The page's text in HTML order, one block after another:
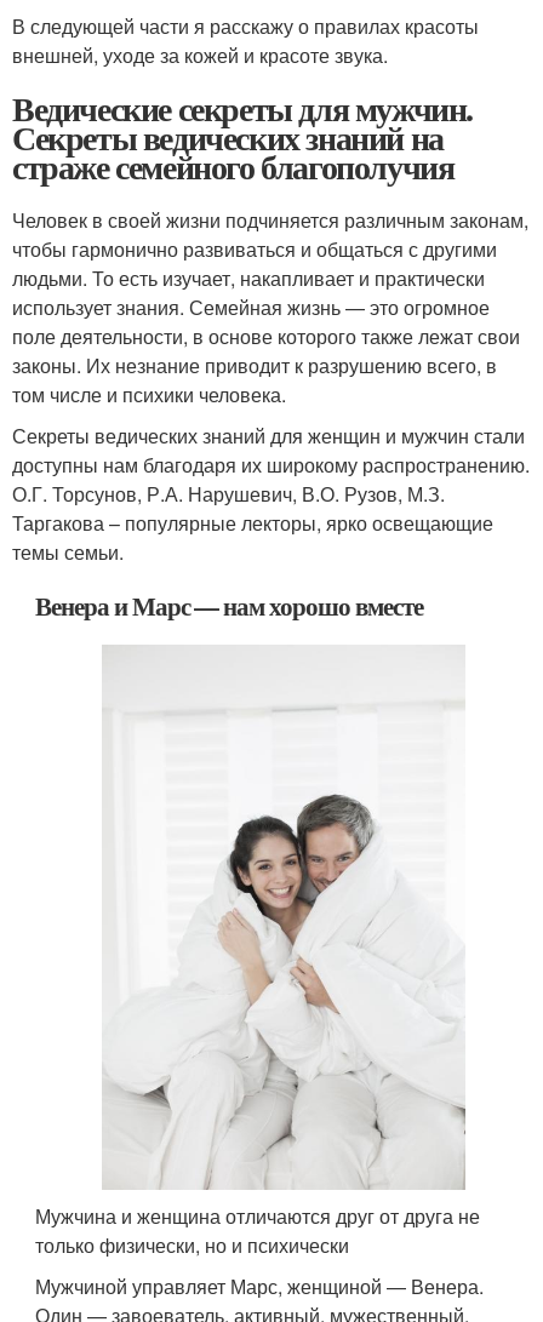
В следующей части я расскажу о правилах красоты
внешней, уходе за кожей и красоте звука.
Ведические секреты для мужчин.
Секреты ведических знаний на
страже семейного благополучия
Человек в своей жизни подчиняется различным законам,
чтобы гармонично развиваться и общаться с другими
людьми. То есть изучает, накапливает и практически
использует знания. Семейная жизнь — это огромное
поле деятельности, в основе которого также лежат свои
законы. Их незнание приводит к разрушению всего, в
том числе и психики человека.
Секреты ведических знаний для женщин и мужчин стали
доступны нам благодаря их широкому распространению.
О.Г. Торсунов, Р.А. Нарушевич, В.О. Рузов, М.З.
Таргакова – популярные лекторы, ярко освещающие
темы семьи.
Венера и Марс — нам хорошо вместе
Мужчина и женщина отличаются друг от друга не
только физически, но и психически
Мужчиной управляет Марс, женщиной — Венера.
Один — завоеватель, активный, мужественный,